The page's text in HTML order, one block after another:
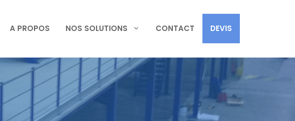
A PROPOS NOS SOLUTIONS CONTACT DEVIS